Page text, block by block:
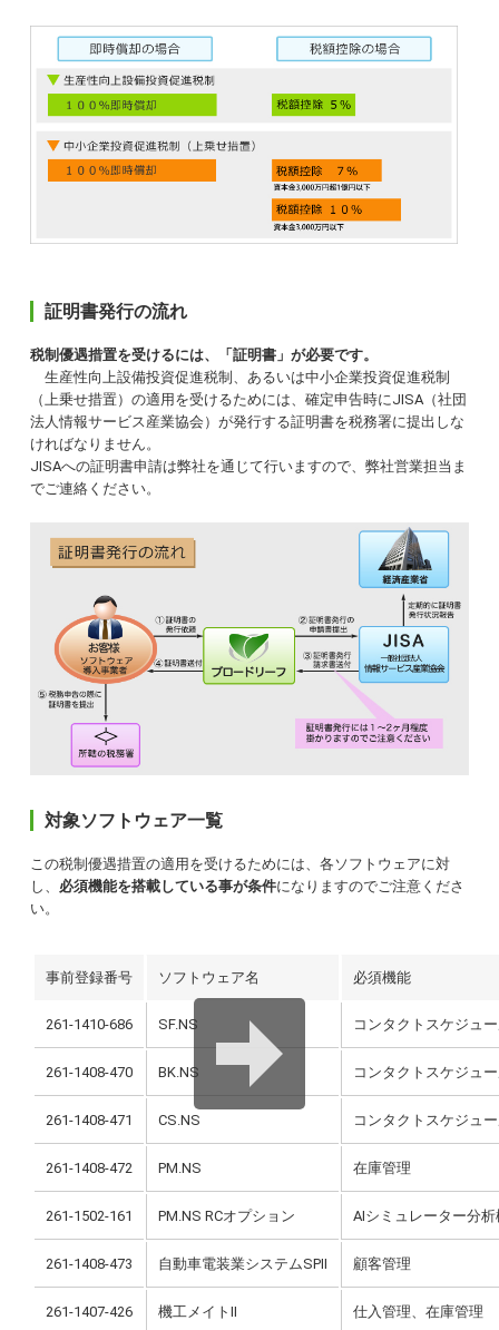
証明書発行の流れ
税制優遇措置を受けるには、「証明書」が必要です。
生産性向上設備投資促進税制、あるいは中小企業投資促進税制
（上乗せ措置）の適用を受けるためには、確定申告時にJISA（社団
法人情報サービス産業協会）が発行する証明書を税務署に提出しな
ければなりません。
JISAへの証明書申請は弊社を通じて行いますので、弊社営業担当ま
でご連絡ください。
対象ソフトウェア一覧
この税制優遇措置の適用を受けるためには、各ソフトウェアに対
し、 必須機能を搭載している事が条件になりますのでご注意くださ
い。
事前登録番号 ソフトウェア名 必須機能
261-1410-686 SF.NS コンタクトスケジュ
261-1408-470 BK.NS コンタクトスケジュ
261-1408-471 CS.NS コンタクトスケジュ
261-1408-472 PM.NS 在庫管理
261-1502-161 PM.NS RCオプション AIシミュレーター分析
261-1408-473 自動車電装業システムSPⅡ 顧客管理
261-1407-426 機工メイトⅡ 仕入管理、在庫管理